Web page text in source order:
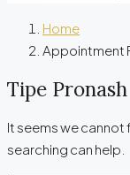
Home
Appointment
Tipe Pronash
It seems we cannot
searching can help.